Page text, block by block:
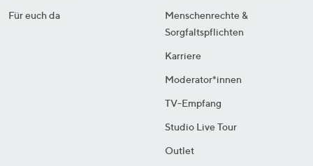
Für euch da
Menschenrechte &
Sorgfaltspflichten
Karriere
Moderator*innen
TV-Empfang
Studio Live Tour
Outlet